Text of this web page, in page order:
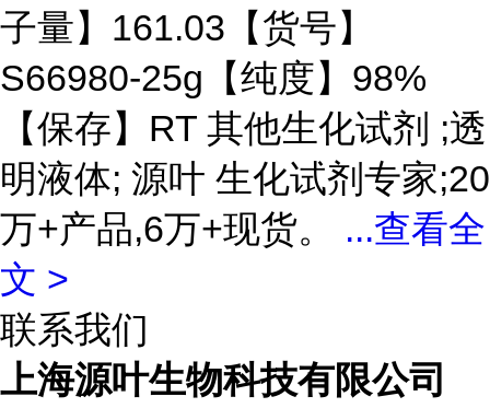
子量】161.03【货号】
S66980-25g【纯度】98%
【保存】RT 其他生化试剂 ;透
明液体; 源叶 生化试剂专家;20
万+产品,6万+现货。 ...查看全
文 >
联系我们
上海源叶生物科技有限公司